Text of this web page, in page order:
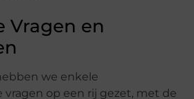
Vragen en
we enkele
op een rij gezet, met de